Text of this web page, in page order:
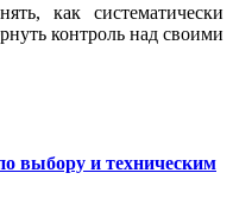
как систематически
контроль над своими
выбору и техническим